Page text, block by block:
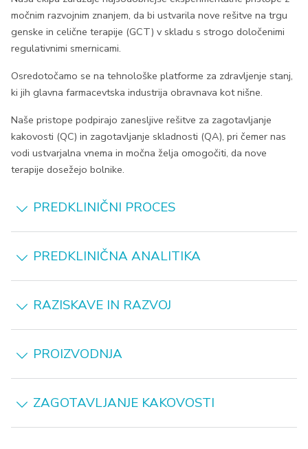
močnim razvojnim znanjem, da bi ustvarila nove rešitve na trgu
genske in celične terapije (GCT) v skladu s strogo določenimi
regulativnimi smernicami.
Osredotočamo se na tehnološke platforme za zdravljenje stanj,
ki jih glavna farmacevtska industrija obravnava kot nišne.
Naše pristope podpirajo zanesljive rešitve za zagotavljanje
kakovosti (QC) in zagotavljanje skladnosti (QA), pri čemer nas
vodi ustvarjalna vnema in močna želja omogočiti, da nove
terapije dosežejo bolnike.
PREDKLINIČNI PROCES
PREDKLINIČNA ANALITIKA
RAZISKAVE IN RAZVOJ
PROIZVODNJA
ZAGOTAVLJANJE KAKOVOSTI